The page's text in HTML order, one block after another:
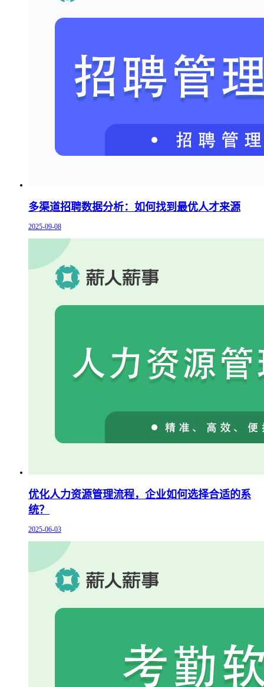
多渠道招聘数据分析：如何找到最优人才来源
2025-09-08
优化人力资源管理流程，企业如何选择合适的系
统？
2025-06-03